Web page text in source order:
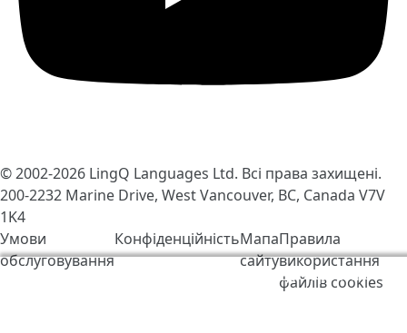
Ми використовуємо файли cookie, щоб зробити
LingQ кращим. Відвідавши сайт, Ви погоджуєтесь з
© 2002-2026 LingQ Languages Ltd. Всі права захищені.
200-2232 Marine Drive, West Vancouver, BC, Canada V7V
1K4
Умови
обслуговування
КонфіденційністьМапа
сайту
Правила
використання
файлів cookies